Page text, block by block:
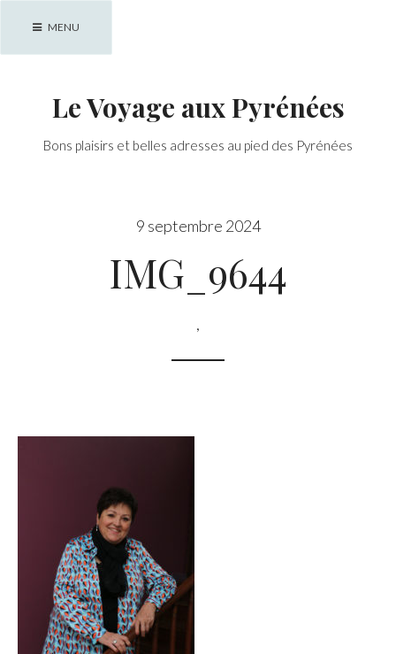
MENU
Le Voyage aux Pyrénées
Bons plaisirs et belles adresses au pied des Pyrénées
9 septembre 2024
IMG_9644
,